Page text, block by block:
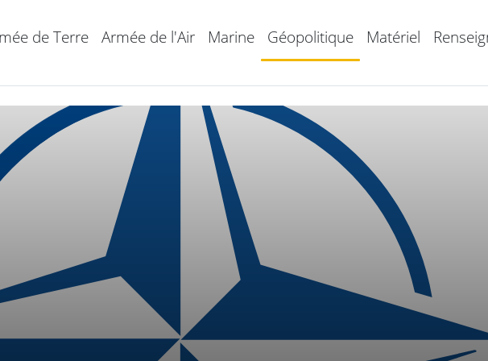
de Terre Armée de l'Air Marine Géopolitique Matériel